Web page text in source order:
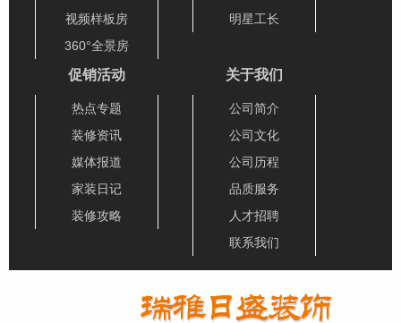
视频样板房
360°全景房
明星工长
促销活动
热点专题
装修资讯
媒体报道
家装日记
装修攻略
关于我们
公司简介
公司文化
公司历程
品质服务
人才招聘
联系我们